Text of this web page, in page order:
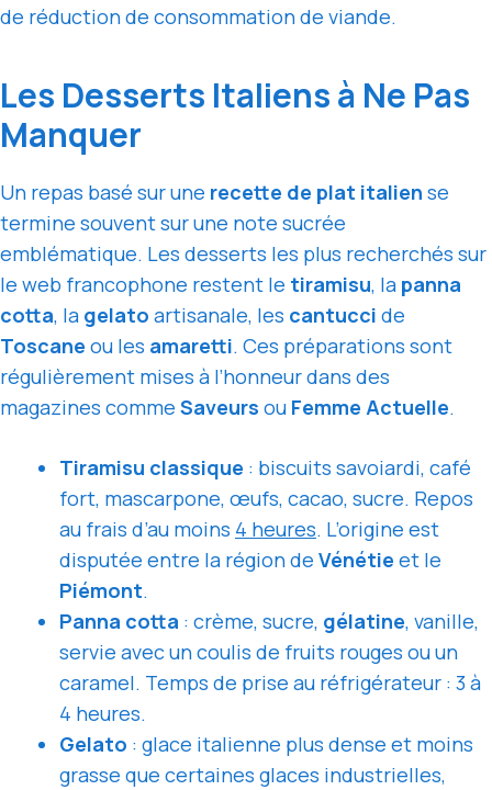
de réduction de consommation de viande.
Les Desserts Italiens à Ne Pas
Manquer
Un repas basé sur une recette de plat italien se
termine souvent sur une note sucrée
emblématique. Les desserts les plus recherchés sur
le web francophone restent le tiramisu, la panna
cotta, la gelato artisanale, les cantucci de
Toscane ou les amaretti. Ces préparations sont
régulièrement mises à l’honneur dans des
magazines comme Saveurs ou Femme Actuelle.
Tiramisu classique : biscuits savoiardi, café
fort, mascarpone, œufs, cacao, sucre. Repos
au frais d’au moins 4 heures. L’origine est
disputée entre la région de Vénétie et le
Piémont.
Panna cotta : crème, sucre, gélatine, vanille,
servie avec un coulis de fruits rouges ou un
caramel. Temps de prise au réfrigérateur : 3 à
4 heures.
Gelato : glace italienne plus dense et moins
grasse que certaines glaces industrielles,